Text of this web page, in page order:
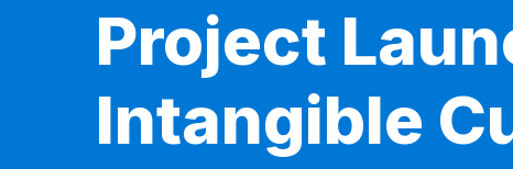
Project
Intangible